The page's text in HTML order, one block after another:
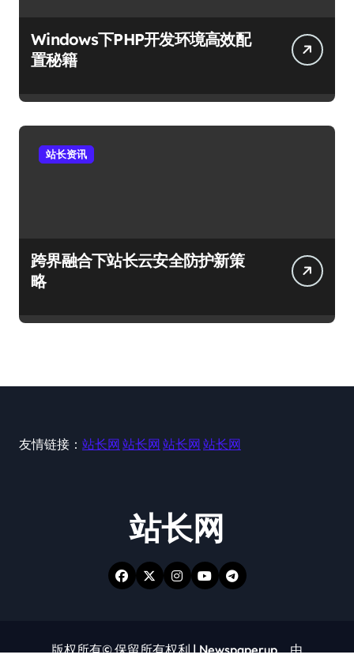
Windows下PHP开发环境高效配
置秘籍
站长资讯
跨界融合下站长云安全防护新策
略
友情链接： 站长网 站长网 站长网 站长网
站长网
版权所有© 保留所有权利|Newspaperup，由